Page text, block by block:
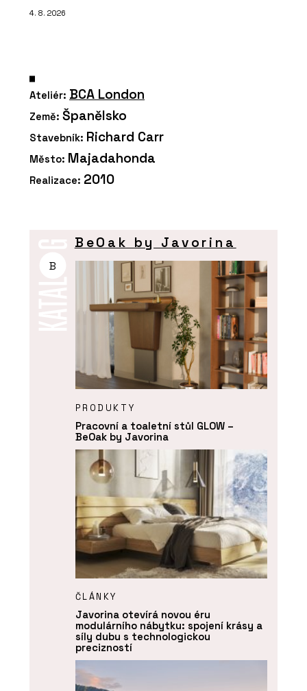
4. 8. 2026
Ateliér: BCA London
Země: Španělsko
Stavebník: Richard Carr
Město: Majadahonda
Realizace: 2010
B
BeOak by Javorina
PRODUKTY
Pracovní a toaletní stůl GLOW –
BeOak by Javorina
ČLÁNKY
Javorina otevírá novou éru
modulárního nábytku: spojení krásy a
síly dubu s technologickou
precizností